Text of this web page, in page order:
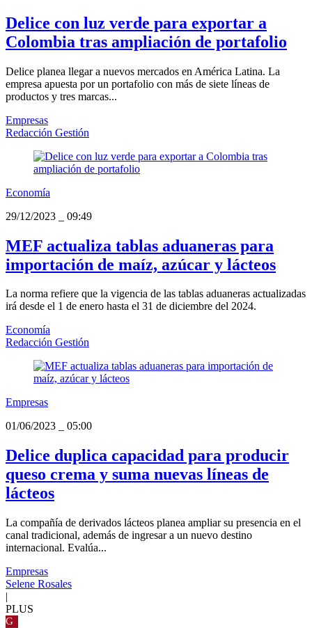
Delice con luz verde para exportar a
Colombia tras ampliación de portafolio
Delice planea llegar a nuevos mercados en América Latina. La
empresa apuesta por un portafolio con más de siete líneas de
productos y tres marcas...
Empresas
Redacción Gestión
Economía
29/12/2023
09:49
MEF actualiza tablas aduaneras para
importación de maíz, azúcar y lácteos
La norma refiere que la vigencia de las tablas aduaneras actualizadas
irá desde el 1 de enero hasta el 31 de diciembre del 2024.
Economía
Redacción Gestión
Empresas
01/06/2023
05:00
Delice duplica capacidad para producir
queso crema y suma nuevas líneas de
lácteos
La compañía de derivados lácteos planea ampliar su presencia en el
canal tradicional, además de ingresar a un nuevo destino
internacional. Evalúa...
Empresas
Selene Rosales
|
PLUS
G